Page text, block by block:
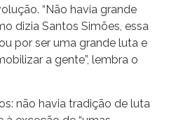
“Não havia grande
dizia Santos Simões, essa
por ser uma grande luta e
a gente”, lembra o
não havia tradição de luta